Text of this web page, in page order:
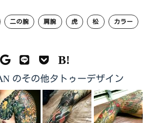
二の腕 肩腕 虎 松
カラー
のその他タトゥーデザイン